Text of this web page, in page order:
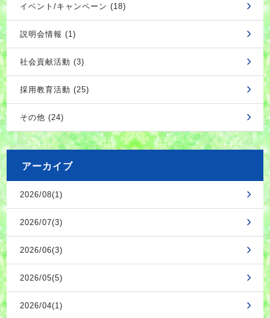
イベント/キャンペーン (18)
説明会情報 (1)
社会貢献活動 (3)
採用教育活動 (25)
その他 (24)
アーカイブ
2026/08(1)
2026/07(3)
2026/06(3)
2026/05(5)
2026/04(1)